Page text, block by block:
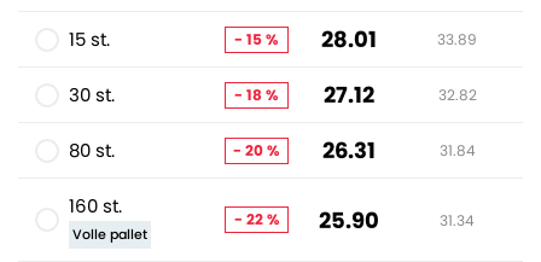
15 st. - 15 % 28.01 33.89
30 st. - 18 % 27.12 32.82
80 st. - 20 % 26.31 31.84
160 st.
Volle pallet
- 22 % 25.90 31.34